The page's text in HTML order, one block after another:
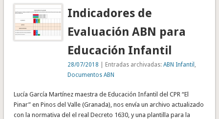
Indicadores de
Evaluación ABN para
Educación Infantil
28/07/2018 | Entradas archivadas:ABN Infantil
Documentos ABN
Lucía García Martínez maestra de Educación Infantil del CPR “El
Pinar” en Pinos del Valle (Granada), nos envía un archivo actualizado
con la normativa del el real Decreto 1630, y una plantilla para la